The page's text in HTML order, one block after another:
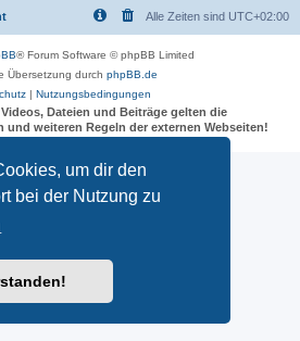
um dir den
bei der Nutzung zu
Alle Zeiten sind UTC+02:00
® Forum Software © phpBB Limited
Übersetzung durch phpBB.de
| Nutzungsbedingungen
Dateien und Beiträge gelten die
weiteren Regeln der externen Webseiten!